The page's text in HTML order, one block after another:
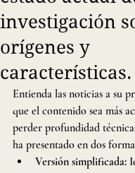
investigación
orígenes y
características.
Entienda las noticias a su
que el contenido sea más
perder profundidad
ha presentado en dos
Versión simplificada: